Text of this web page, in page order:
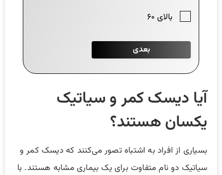
آیا دیسک کمر و سیاتیک
یکسان هستند؟
بسیاری از افراد به اشتباه تصور می‌کنند که دیسک کمر و
سیاتیک دو نام متفاوت برای یک بیماری مشابه هستند. با